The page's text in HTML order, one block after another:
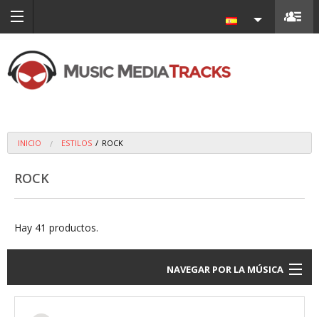
INICIO ESTILOS / ROCK
ROCK
Hay 41 productos.
NAVEGAR POR LA MÚSICA
Estilos